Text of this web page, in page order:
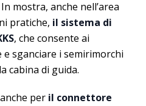
mostra, anche nell’area
pratiche, il sistema di
, che consente ai
sganciare i semirimorchi
cabina di guida.
per il connettore